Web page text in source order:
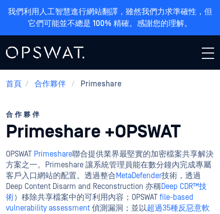
我們利用人工智慧進行網站翻譯，雖然我們力求準確性，但
它們可能並不總是 100% 精確。感謝您的理解。
首頁 / 合作夥伴 / Primeshare
合作夥伴
Primeshare +OPSWAT
OPSWAT Primeshare聯合提供業界最堅實的加密檔案共享解決
方案之一。Primeshare 讓系統管理員能在數分鐘內完成專屬
客戶入口網站的配置。透過整合MetaDefender技術，透過
Deep Content Disarm and Reconstruction 亦稱Deep CDR™技
術）移除共享檔案中的可利用內容；OPSWAT file-based
vulnerability assessment 偵測漏洞；並以超過35種反惡意軟